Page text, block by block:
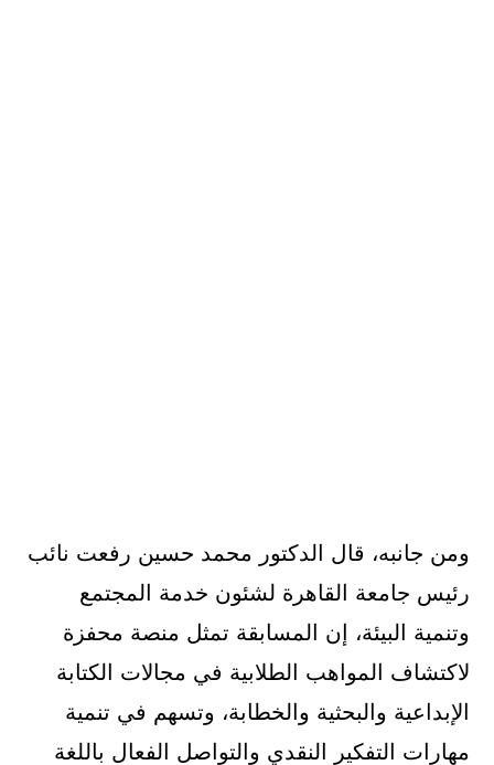
ومن جانبه، قال الدكتور محمد حسين رفعت نائب
رئيس جامعة القاهرة لشئون خدمة المجتمع
وتنمية البيئة، إن المسابقة تمثل منصة محفزة
لاكتشاف المواهب الطلابية في مجالات الكتابة
الإبداعية والبحثية والخطابة، وتسهم في تنمية
مهارات التفكير النقدي والتواصل الفعال باللغة